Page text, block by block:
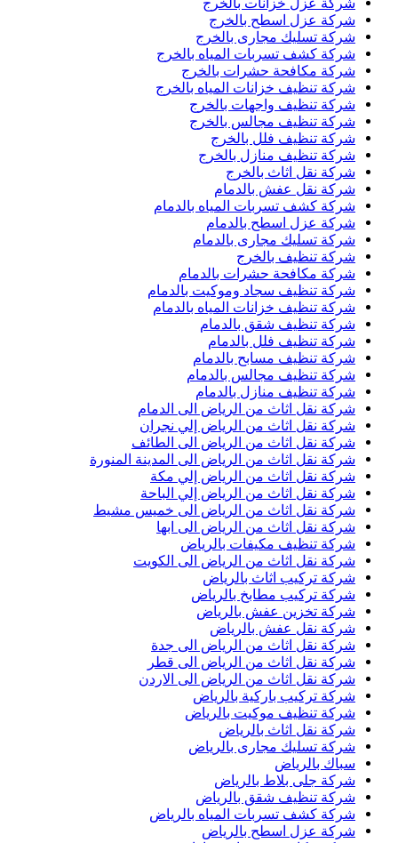
شركة عزل اسطح بالخرج
شركة تسليك مجارى بالخرج
شركة كشف تسربات المياه بالخرج
شركة مكافحة حشرات بالخرج
شركة تنظيف خزانات المياه بالخرج
شركة تنظيف واجهات بالخرج
شركة تنظيف مجالس بالخرج
شركة تنظيف فلل بالخرج
شركة تنظيف منازل بالخرج
شركة نقل اثاث بالخرج
شركة نقل عفش بالدمام
شركة كشف تسربات المياه بالدمام
شركة عزل اسطح بالدمام
شركة تسليك مجارى بالدمام
شركة تنظيف بالخرج
شركة مكافحة حشرات بالدمام
شركة تنظيف سجاد وموكيت بالدمام
شركة تنظيف خزانات المياه بالدمام
شركة تنظيف شقق بالدمام
شركة تنظيف فلل بالدمام
شركة تنظيف مسابح بالدمام
شركة تنظيف مجالس بالدمام
شركة تنظيف منازل بالدمام
شركة نقل اثاث من الرياض الى الدمام
شركة نقل اثاث من الرياض إلي نجران
شركة نقل اثاث من الرياض الى الطائف
شركة نقل اثاث من الرياض الى المدينة المنورة
شركة نقل اثاث من الرياض إلي مكة
شركة نقل اثاث من الرياض إلي الباحة
شركة نقل اثاث من الرياض الى خميس مشيط
شركة نقل اثاث من الرياض الى ابها
شركة تنظيف مكيفات بالرياض
شركة نقل اثاث من الرياض الى الكويت
شركة تركيب اثاث بالرياض
شركة تركيب مطابخ بالرياض
شركة تخزين عفش بالرياض
شركة نقل عفش بالرياض
شركة نقل اثاث من الرياض الى جدة
شركة نقل اثاث من الرياض الى قطر
شركة نقل اثاث من الرياض الى الاردن
شركة تركيب باركية بالرياض
شركة تنظيف موكيت بالرياض
شركة نقل اثاث بالرياض
شركة تسليك مجارى بالرياض
سباك بالرياض
شركة جلى بلاط بالرياض
شركة تنظيف شقق بالرياض
شركة كشف تسربات المياه بالرياض
شركة عزل اسطح بالرياض